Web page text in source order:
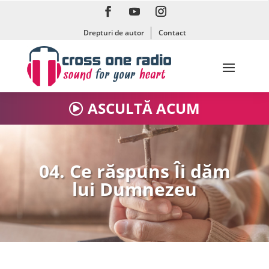
Drepturi de autor Contact
ASCULTĂ ACUM
04. Ce răspuns Îi dăm
lui Dumnezeu